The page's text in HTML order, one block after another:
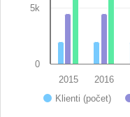
Klienti (počet)
2015 2016
0
5k